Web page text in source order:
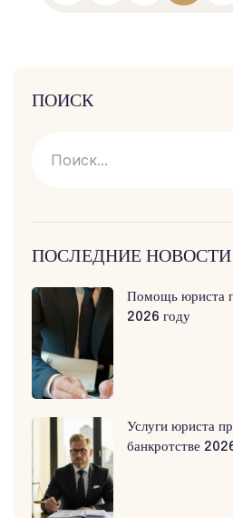
ПОИСК
ПОСЛЕДНИЕ НОВОСТИ
Помощь юриста
2026 году
Услуги юриста
банкротстве